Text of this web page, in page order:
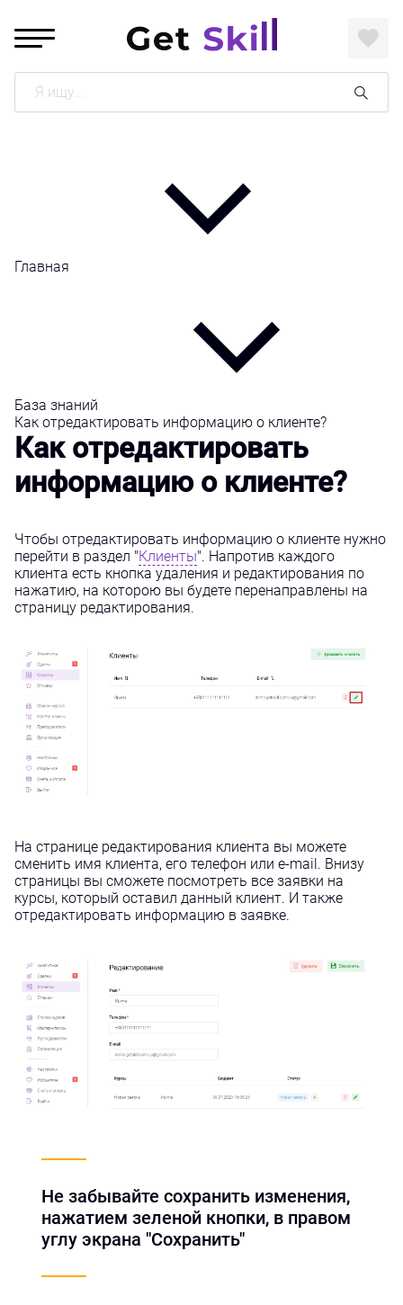
Поиск
Главная
База знаний
Как отредактировать информацию о клиенте?
Как отредактировать
информацию о клиенте?
Чтобы отредактировать информацию о клиенте нужно
перейти в раздел "Клиенты". Напротив каждого
клиента есть кнопка удаления и редактирования по
нажатию, на которою вы будете перенаправлены на
страницу редактирования.
На странице редактирования клиента вы можете
сменить имя клиента, его телефон или e-mail. Внизу
страницы вы сможете посмотреть все заявки на
курсы, который оставил данный клиент. И также
отредактировать информацию в заявке.
Не забывайте сохранить изменения,
нажатием зеленой кнопки, в правом
углу экрана "Сохранить"